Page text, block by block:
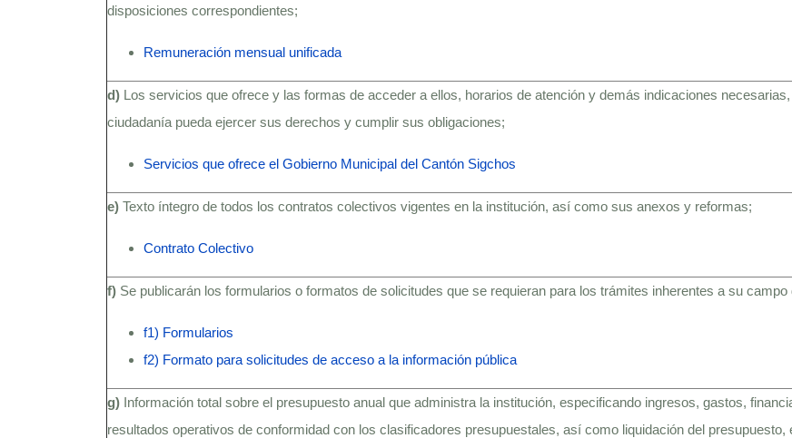
disposiciones correspondientes;
Remuneración mensual unificada
d) Los servicios que ofrece y las formas de acceder a ellos, horarios de atención y demás indicaciones
ciudadanía pueda ejercer sus derechos y cumplir sus obligaciones;
Servicios que ofrece el Gobierno Municipal del Cantón Sigchos
e) Texto íntegro de todos los contratos colectivos vigentes en la institución, así­ como sus anexos y reformas;
Contrato Colectivo
f) Se publicarán los formularios o formatos de solicitudes que se requieran para los trámites inherentes a su campo
f1) Formularios
f2) Formato para solicitudes de acceso a la información pública
g) Información total sobre el presupuesto anual que administra la institución, especificando ingresos, gastos,
resultados operativos de conformidad con los clasificadores presupuestales, así como liquidación del presupuesto,